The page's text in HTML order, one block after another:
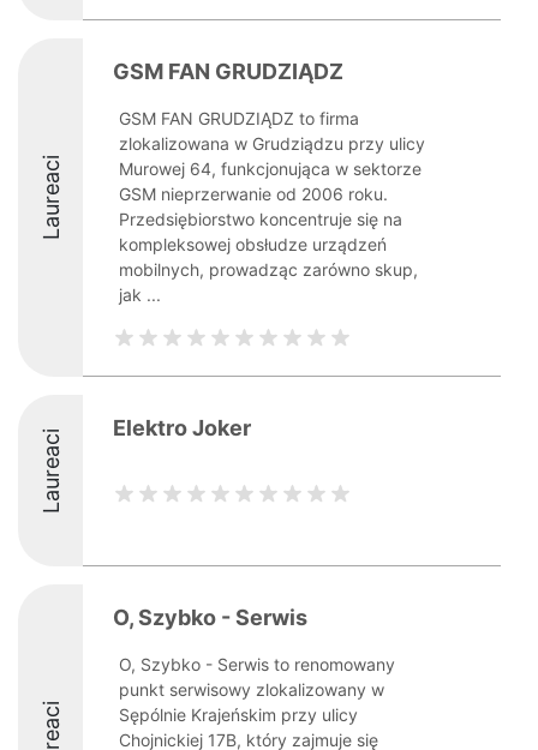
Laureaci
GSM FAN GRUDZIĄDZ
GSM FAN GRUDZIĄDZ to firma
zlokalizowana w Grudziądzu przy ulicy
Murowej 64, funkcjonująca w sektorze
GSM nieprzerwanie od 2006 roku.
Przedsiębiorstwo koncentruje się na
kompleksowej obsłudze urządzeń
mobilnych, prowadząc zarówno skup,
jak ...
Laureaci Elektro Joker
O, Szybko - Serwis
O, Szybko - Serwis to renomowany
punkt serwisowy zlokalizowany w
Sępólnie Krajeńskim przy ulicy
Chojnickiej 17B, który zajmuje się